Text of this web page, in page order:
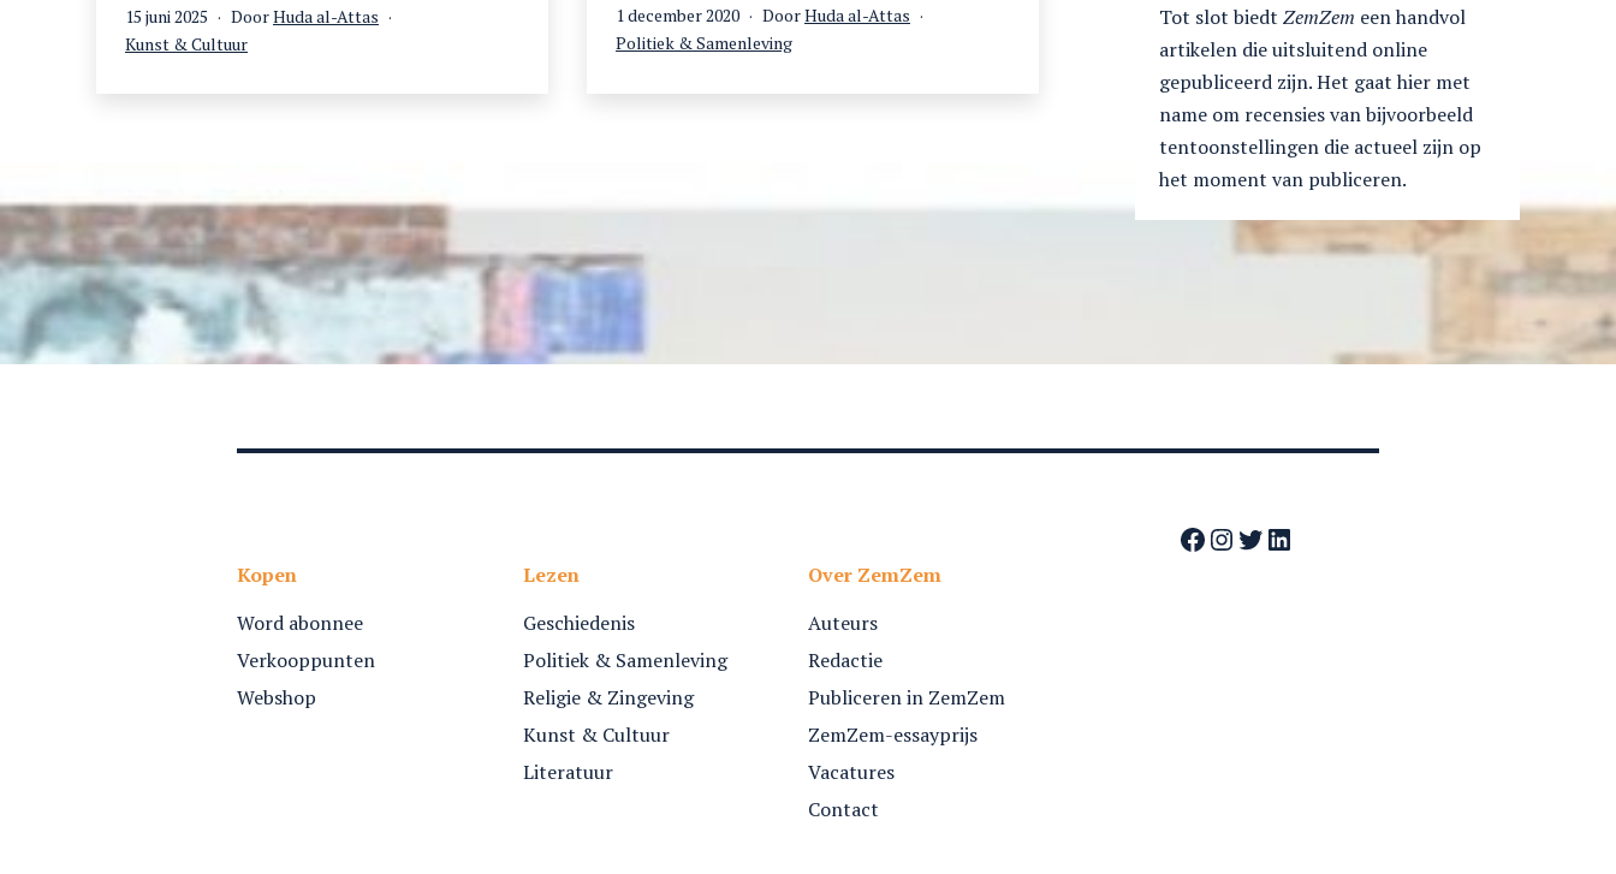
krijgsliederen
ons
militaire
groeperingen
Gepubliceerd
op
15 juni 2025 DoorHuda al-Attas
Gecategoriseerd
Kunst & Cultuur
van
gewichtloze
Gepubliceerd
op
1 december 2020 DoorHuda al-Attas
Gecategoriseerd
Politiek & Samenleving
Tot slot biedt ZemZem een handvol
artikelen die uitsluitend online
gepubliceerd zijn. Het gaat hier met
name om recensies van bijvoorbeeld
tentoonstellingen die actueel zijn op
het moment van publiceren.
Kopen
Word abonnee
Verkooppunten
Webshop
Lezen
Geschiedenis
Politiek & Samenleving
Religie & Zingeving
Kunst & Cultuur
Literatuur
Over ZemZem
Auteurs
Redactie
Publiceren in ZemZem
ZemZem-essayprijs
Vacatures
Contact
Facebook
Instagram
Twitter
LinkedIn